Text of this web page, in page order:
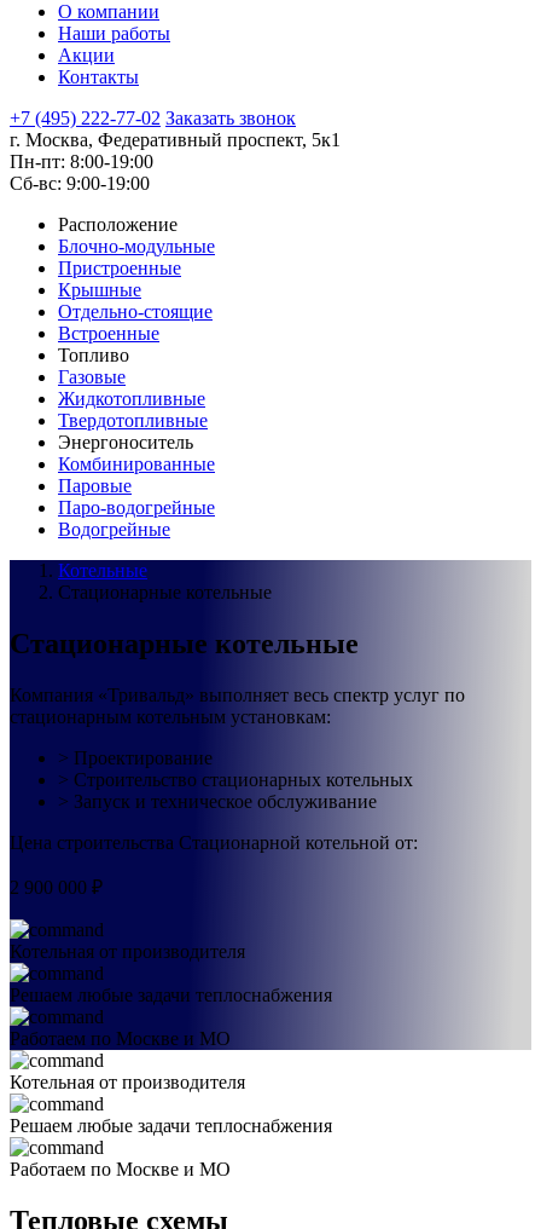
О компании
Наши работы
Акции
Контакты
+7 (495) 222-77-02 Заказать звонок
г. Москва, Федеративный проспект, 5к1
Пн-пт: 8:00-19:00
Cб-вс: 9:00-19:00
Расположение
Блочно-модульные
Пристроенные
Крышные
Отдельно-стоящие
Встроенные
Топливо
Газовые
Жидкотопливные
Твердотопливные
Энергоноситель
Комбинированные
Паровые
Паро-водогрейные
Водогрейные
Котельные
Стационарные котельные
Стационарные котельные
Компания «Тривальд» выполняет весь спектр услуг по
стационарным котельным установкам:
˃ Проектирование
˃ Строительство стационарных котельных
˃ Запуск и техническое обслуживание
Цена строительства Стационарной котельной от:
2 900 000 ₽
Котельная от производителя
Решаем любые задачи теплоснабжения
Работаем по Москве и МО
Котельная от производителя
Решаем любые задачи теплоснабжения
Работаем по Москве и МО
Тепловые схемы